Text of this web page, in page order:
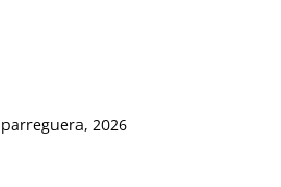
2026